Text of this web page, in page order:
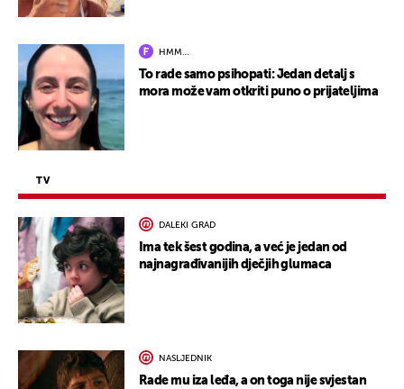
HMM…
To rade samo psihopati: Jedan detalj s
mora može vam otkriti puno o prijateljima
TV
DALEKI GRAD
Ima tek šest godina, a već je jedan od
najnagrađivanijih dječjih glumaca
NASLJEDNIK
Rade mu iza leđa, a on toga nije svjestan